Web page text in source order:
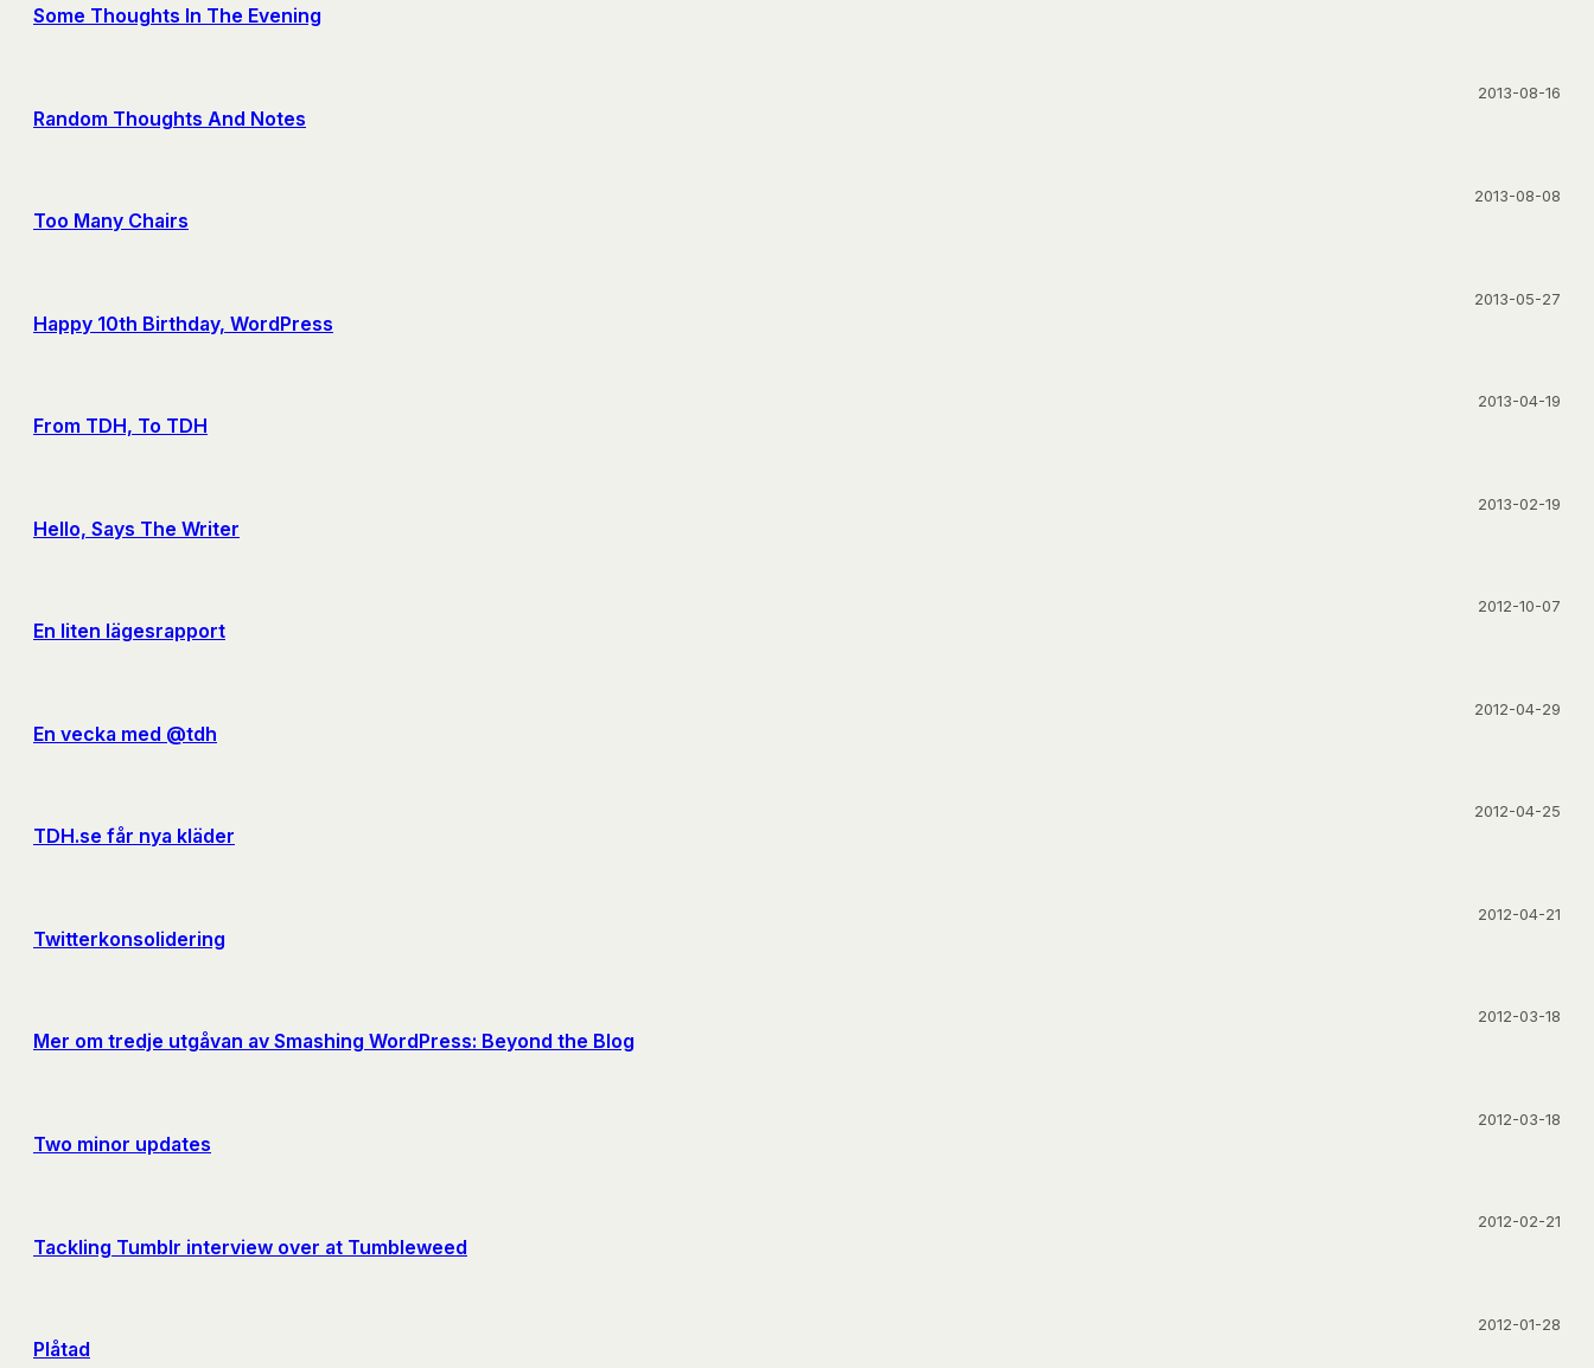
Some Thoughts In The Evening
Random Thoughts And Notes
2013-08-16
Too Many Chairs
2013-08-08
Happy 10th Birthday, WordPress
2013-05-27
From TDH, To TDH
2013-04-19
Hello, Says The Writer
2013-02-19
En liten lägesrapport
2012-10-07
En vecka med @tdh
2012-04-29
TDH.se får nya kläder
2012-04-25
Twitterkonsolidering
2012-04-21
Mer om tredje utgåvan av Smashing WordPress: Beyond the Blog
2012-03-18
Two minor updates
2012-03-18
Tackling Tumblr interview over at Tumbleweed
2012-02-21
Plåtad
2012-01-28